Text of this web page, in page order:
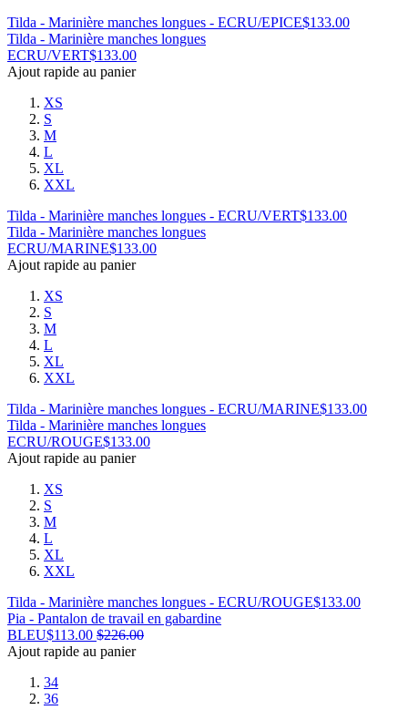
Tilda - Marinière manches longues - ECRU/EPICE$133.00
Tilda - Marinière manches longues
ECRU/VERT$133.00
Ajout rapide au panier
XS
S
M
L
XL
XXL
Tilda - Marinière manches longues - ECRU/VERT$133.00
Tilda - Marinière manches longues
ECRU/MARINE$133.00
Ajout rapide au panier
XS
S
M
L
XL
XXL
Tilda - Marinière manches longues - ECRU/MARINE$133.00
Tilda - Marinière manches longues
ECRU/ROUGE$133.00
Ajout rapide au panier
XS
S
M
L
XL
XXL
Tilda - Marinière manches longues - ECRU/ROUGE$133.00
Pia - Pantalon de travail en gabardine
BLEU$113.00 $226.00
Ajout rapide au panier
34
36